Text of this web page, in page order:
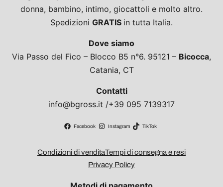
donna, bambino, intimo, giocattoli e molto altro.
Spedizioni GRATIS in tutta Italia.
Dove siamo
Via Passo del Fico – Blocco B5 n°6. 95121 – Bicocca,
Catania, CT
Contatti
info@bgross.it /+39 095 7139317
Facebook Instagram TikTok
Condizioni di venditaTempi di consegna e resi
Privacy Policy